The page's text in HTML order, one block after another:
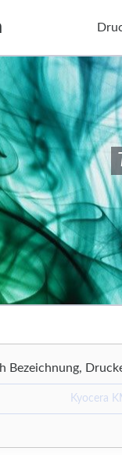
Bezeichnung,